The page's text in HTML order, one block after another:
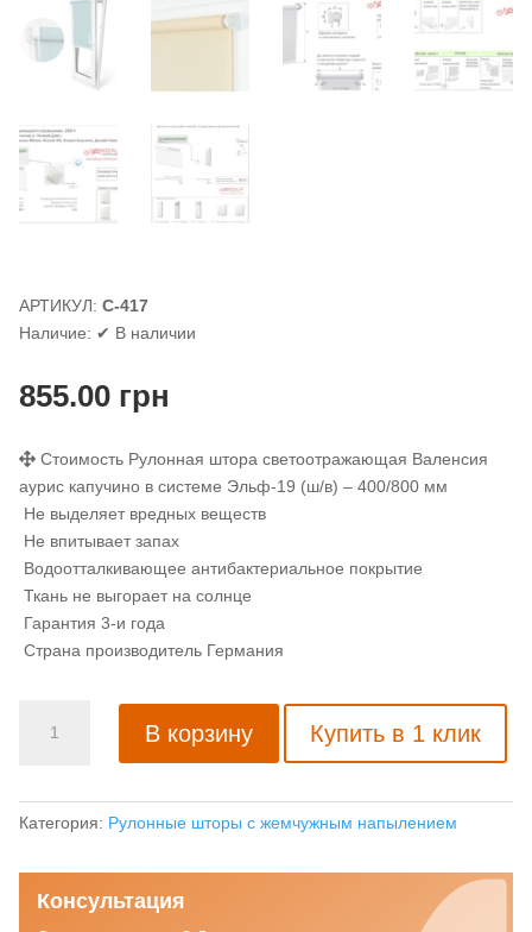
АРТИКУЛ: С-417
Наличие: ✔ В наличии
855.00грн
Стоимость Рулонная штора светоотражающая Валенсия
аурис капучино в системе Эльф-19 (ш/в) – 400/800 мм
Не выделяет вредных веществ
Не впитывает запах
Водоотталкивающее антибактериальное покрытие
Ткань не выгорает на солнце
Гарантия 3-и года
Страна производитель Германия
товара
светоотражающая
аурис
капучино
В корзину Купить в 1 клик
Категория: Рулонные шторы с жемчужным напылением
Консультация